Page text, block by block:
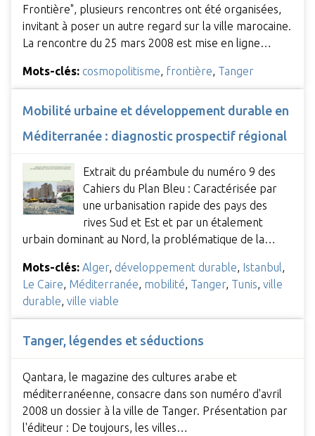
Frontière", plusieurs rencontres ont été organisées,
invitant à poser un autre regard sur la ville marocaine.
La rencontre du 25 mars 2008 est mise en ligne…
Mots-clés: cosmopolitisme, frontière, Tanger
Mobilité urbaine et développement durable en
Méditerranée : diagnostic prospectif régional
Extrait du préambule du numéro 9 des
Cahiers du Plan Bleu : Caractérisée par
une urbanisation rapide des pays des
rives Sud et Est et par un étalement
urbain dominant au Nord, la problématique de la…
Mots-clés: Alger, développement durable, Istanbul,
Le Caire, Méditerranée, mobilité, Tanger, Tunis, ville
durable, ville viable
Tanger, légendes et séductions
Qantara, le magazine des cultures arabe et
méditerranéenne, consacre dans son numéro d'avril
2008 un dossier à la ville de Tanger. Présentation par
l'éditeur : De toujours, les villes…